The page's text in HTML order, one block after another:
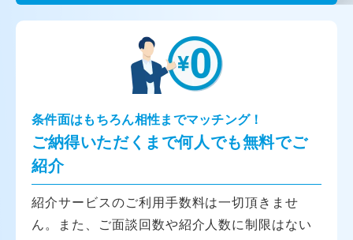
条件面はもちろん相性までマッチング！
ご納得いただくまで何人でも無料でご
紹介
紹介サービスのご利用手数料は一切頂きませ
ん。また、ご面談回数や紹介人数に制限はない